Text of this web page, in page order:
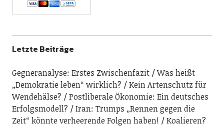
Letzte Beiträge
Gegneranalyse: Erstes Zwischenfazit
Was heißt
„Demokratie leben“ wirklich?
Kein Artenschutz für
Wendehälse?
Postliberale Ökonomie: Ein deutsches
Erfolgsmodell?
Iran: Trumps „Rennen gegen die
Zeit“ könnte verheerende Folgen haben!
Koalieren?